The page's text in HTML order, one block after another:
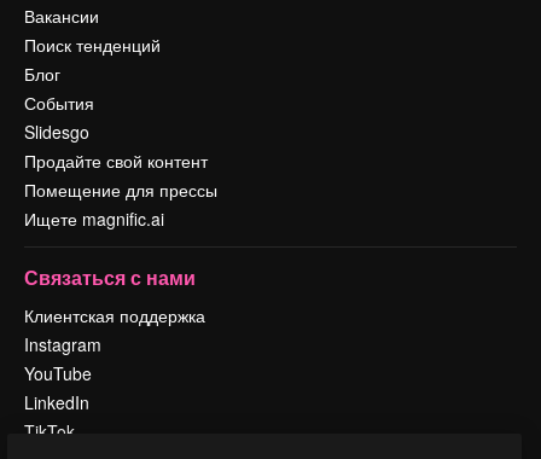
Вакансии
Поиск тенденций
Блог
События
Slidesgo
Продайте свой контент
Помещение для прессы
Ищете magnific.ai
Связаться с нами
Клиентская поддержка
Instagram
YouTube
LinkedIn
TikTok